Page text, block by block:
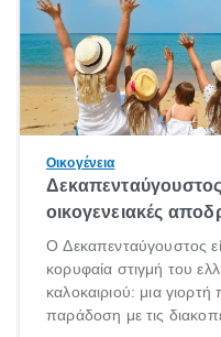
Οικογένεια
οικογενειακές
Ο Δεκαπενταύγουστος
κορυφαία στιγμή του
καλοκαιριού: μια
παράδοση με τις